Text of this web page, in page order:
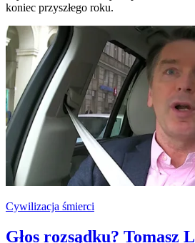
koniec przyszłego roku.
Cywilizacja śmierci
Głos rozsądku? Tomasz